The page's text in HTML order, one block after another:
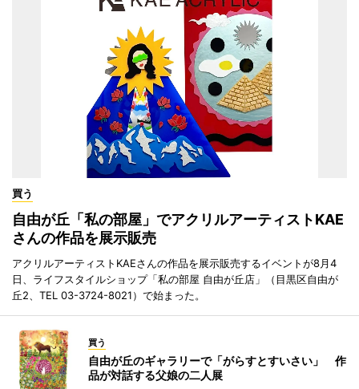
買う
自由が丘「私の部屋」でアクリルアーティストKAE
さんの作品を展示販売
アクリルアーティストKAEさんの作品を展示販売するイベントが8月4
日、ライフスタイルショップ「私の部屋 自由が丘店」（目黒区自由が
丘2、TEL 03-3724-8021）で始まった。
買う
自由が丘のギャラリーで「がらすとすいさい」 作
品が対話する父娘の二人展